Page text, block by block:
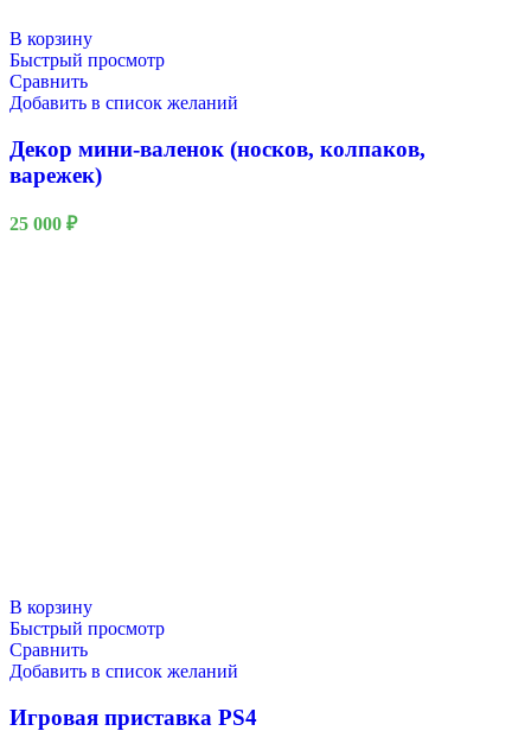
В корзину
Быстрый просмотр
Сравнить
Добавить в список желаний
Декор мини-валенок (носков, колпаков,
варежек)
25 000 ₽
В корзину
Быстрый просмотр
Сравнить
Добавить в список желаний
Игровая приставка PS4